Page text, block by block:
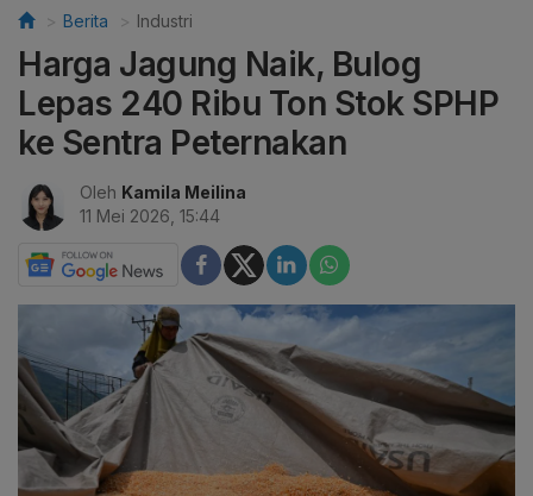
Berita Industri
Harga Jagung Naik, Bulog
Lepas 240 Ribu Ton Stok SPHP
ke Sentra Peternakan
Oleh Kamila Meilina
11 Mei 2026, 15:44